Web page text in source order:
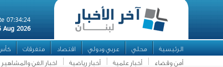
07:34:24
Aug 2026
الرئيسية محلي عربي ودولي اقتصاد متفرقات كأس
أمن وقضاء
أخبار علمية أخبار رياضية اخبار الفن والمشاهير